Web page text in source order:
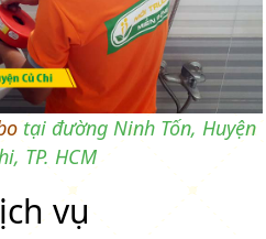
tại đường Ninh Tốn, Huyện
TP. HCM
vụ